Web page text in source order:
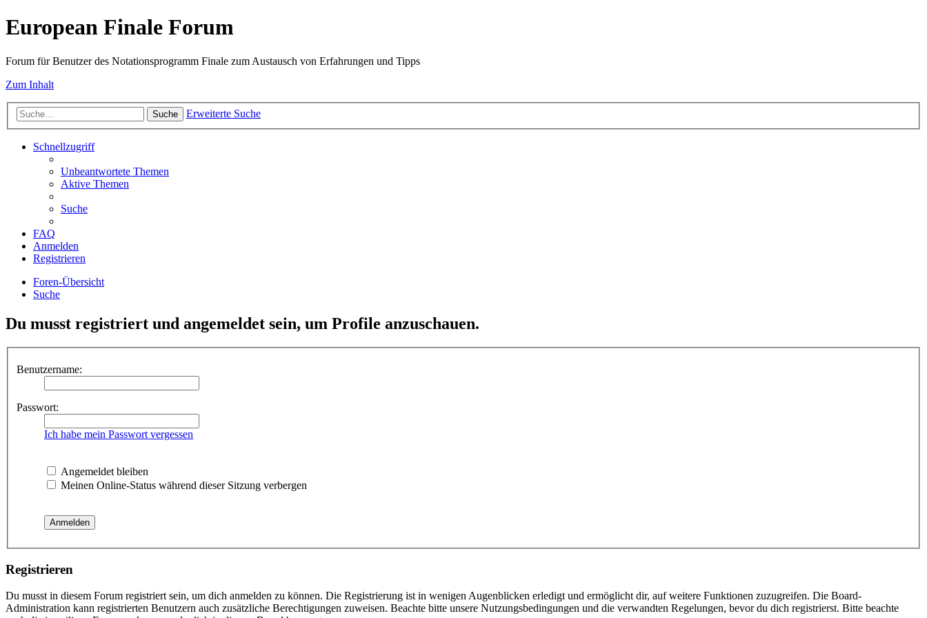
European Finale Forum
Forum für Benutzer des Notationsprogramm Finale zum Austausch von Erfahrungen und Tipps
Zum Inhalt
Suche Erweiterte Suche
Schnellzugriff
Unbeantwortete Themen
Aktive Themen
Suche
FAQ
Anmelden
Registrieren
Foren-Übersicht
Suche
Du musst registriert und angemeldet sein, um Profile anzuschauen.
Benutzername:
Passwort:
Ich habe mein Passwort vergessen
Angemeldet bleiben
Meinen Online-Status während dieser Sitzung verbergen
Registrieren
Du musst in diesem Forum registriert sein, um dich anmelden zu können. Die Registrierung ist in wenigen Augenblicken erledigt und ermöglicht dir, auf weitere Funktionen zuzugreifen. Die Board-
Administration kann registrierten Benutzern auch zusätzliche Berechtigungen zuweisen. Beachte bitte unsere Nutzungsbedingungen und die verwandten Regelungen, bevor du dich registrierst. Bitte beachte